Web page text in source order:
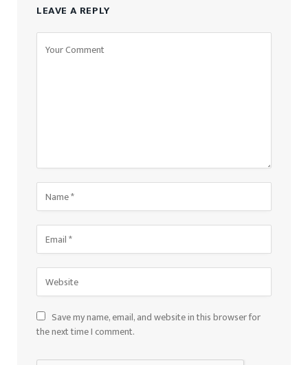
LEAVE A REPLY
Save my name, email, and website in this browser for
the next time I comment.